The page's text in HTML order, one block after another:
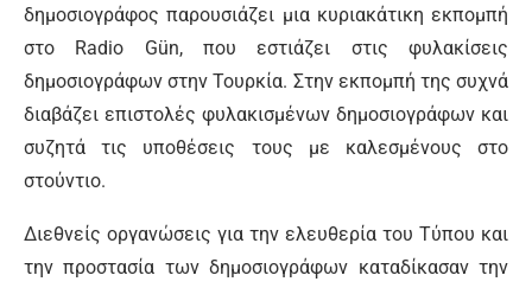
δημοσιογράφος παρουσιάζει μια κυριακάτικη εκπομπή
στο Radio Gün, που εστιάζει στις φυλακίσεις
δημοσιογράφων στην Τουρκία. Στην εκπομπή της συχνά
διαβάζει επιστολές φυλακισμένων δημοσιογράφων και
συζητά τις υποθέσεις τους με καλεσμένους στο
στούντιο.
Διεθνείς οργανώσεις για την ελευθερία του Τύπου και
την προστασία των δημοσιογράφων καταδίκασαν την